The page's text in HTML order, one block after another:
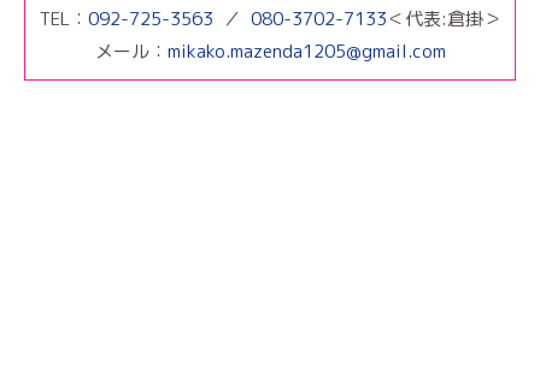
TEL： 092-725-3563 ／ 080-3702-7133＜代表:倉掛＞
メール： mikako.mazenda1205@gmail.com